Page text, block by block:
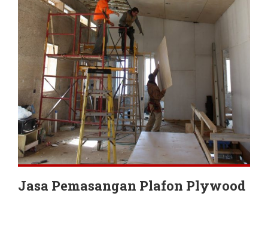
Jasa Pemasangan Plafon Plywood